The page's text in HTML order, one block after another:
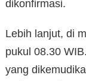
dikonfirmasi.
Lebih lanjut, di
pukul 08.30
yang